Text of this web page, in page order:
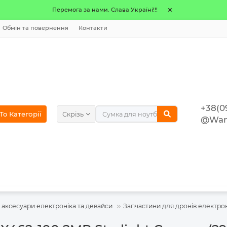
Перемога за нами. Слава Україні!!!
Обмін та повернення Контакти
Категорії Скрізь
електроніка та девайси Запчастини для дронів